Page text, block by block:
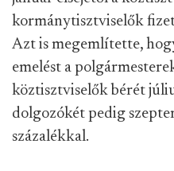
kormánytisztviselők
Azt is megemlítette,
emelést a
köztisztviselők bérét
dolgozókét pedig
százalékkal.